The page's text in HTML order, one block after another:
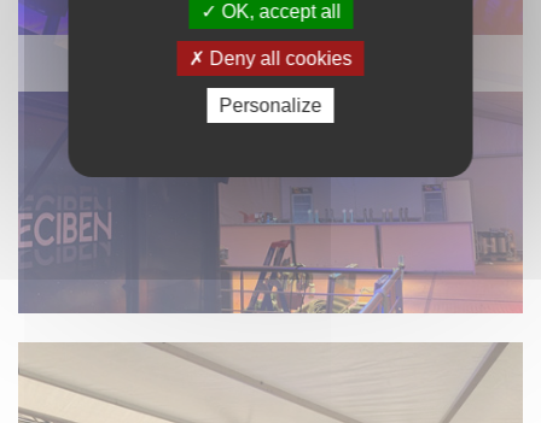
ÉCLAIRAGE / MACHINE À EFFET
OK, accept all
Deny all cookies
Personalize